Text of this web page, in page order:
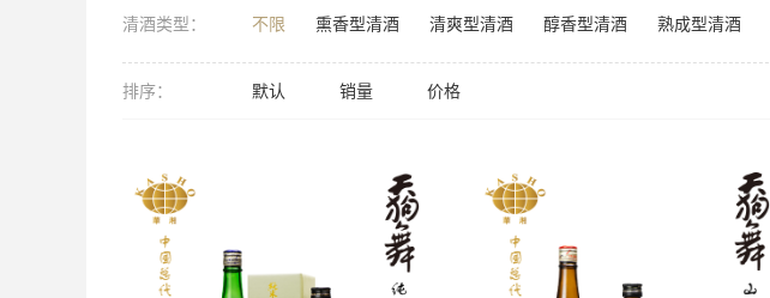
清酒类型： 不限 熏香型清酒 清爽型清酒 醇香型清酒 熟成型清酒
排序： 默认 销量 价格